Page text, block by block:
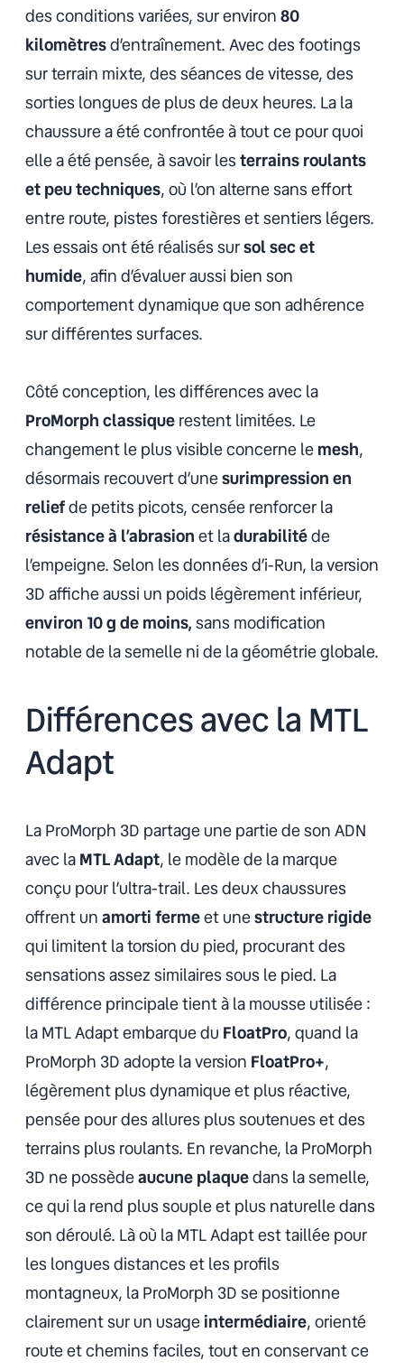
des conditions variées, sur environ80
kilomètresd’entraînement. Avec des footings
sur terrain mixte, des séances de vitesse, des
sorties longues de plus de deux heures. La la
chaussure a été confrontée à tout ce pour quoi
elle a été pensée, à savoir lesterrains roulants
et peu techniques, où l’on alterne sans effort
entre route, pistes forestières et sentiers légers.
Les essais ont été réalisés sursol sec et
humide, afin d’évaluer aussi bien son
comportement dynamique que son adhérence
sur différentes surfaces.
Côté conception, les différences avec la
ProMorph classiquerestent limitées. Le
changement le plus visible concerne lemesh,
désormais recouvert d’unesurimpression en
reliefde petits picots, censée renforcer la
résistance à l’abrasionet ladurabilitéde
l’empeigne. Selon les données d’i-Run, la version
3D affiche aussi un poids légèrement inférieur,
environ 10 g de moins,sans modification
notable de la semelle ni de la géométrie globale.
Différences avec la MTL
Adapt
La ProMorph 3D partage une partie de son ADN
avec laMTL Adapt, le modèle de la marque
conçu pour l’ultra-trail. Les deux chaussures
offrent unamorti fermeet unestructure rigide
qui limitent la torsion du pied, procurant des
sensations assez similaires sous le pied. La
différence principale tient à la mousse utilisée :
la MTL Adapt embarque du FloatPro, quand la
ProMorph 3D adopte la version FloatPro+,
légèrement plus dynamique et plus réactive,
pensée pour des allures plus soutenues et des
terrains plus roulants. En revanche, la ProMorph
3D ne possèdeaucune plaquedans la semelle,
ce qui la rend plus souple et plus naturelle dans
son déroulé. Là où la MTL Adapt est taillée pour
les longues distances et les profils
montagneux, la ProMorph 3D se positionne
clairement sur un usageintermédiaire, orienté
route et chemins faciles, tout en conservant ce